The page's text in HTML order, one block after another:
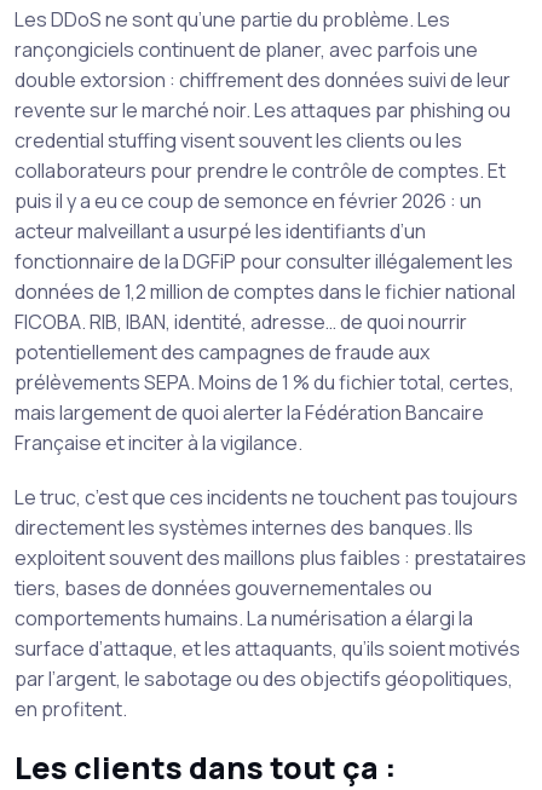
Les DDoS ne sont qu’une partie du problème. Les
rançongiciels continuent de planer, avec parfois une
double extorsion : chiffrement des données suivi de leur
revente sur le marché noir. Les attaques par phishing ou
credential stuffing visent souvent les clients ou les
collaborateurs pour prendre le contrôle de comptes. Et
puis il y a eu ce coup de semonce en février 2026 : un
acteur malveillant a usurpé les identifiants d’un
fonctionnaire de la DGFiP pour consulter illégalement les
données de 1,2 million de comptes dans le fichier national
FICOBA. RIB, IBAN, identité, adresse… de quoi nourrir
potentiellement des campagnes de fraude aux
prélèvements SEPA. Moins de 1 % du fichier total, certes,
mais largement de quoi alerter la Fédération Bancaire
Française et inciter à la vigilance.
Le truc, c’est que ces incidents ne touchent pas toujours
directement les systèmes internes des banques. Ils
exploitent souvent des maillons plus faibles : prestataires
tiers, bases de données gouvernementales ou
comportements humains. La numérisation a élargi la
surface d’attaque, et les attaquants, qu’ils soient motivés
par l’argent, le sabotage ou des objectifs géopolitiques,
en profitent.
Les clients dans tout ça :